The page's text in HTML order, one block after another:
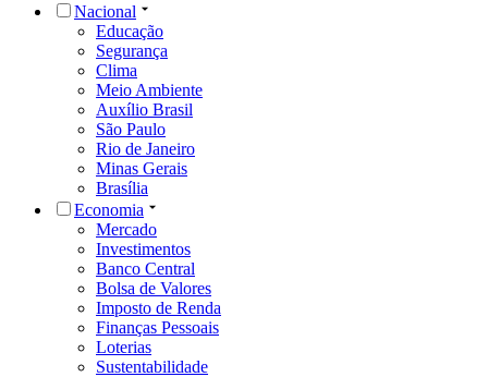
Nacional
Educação
Segurança
Clima
Meio Ambiente
Auxílio Brasil
São Paulo
Rio de Janeiro
Minas Gerais
Brasília
Economia
Mercado
Investimentos
Banco Central
Bolsa de Valores
Imposto de Renda
Finanças Pessoais
Loterias
Sustentabilidade